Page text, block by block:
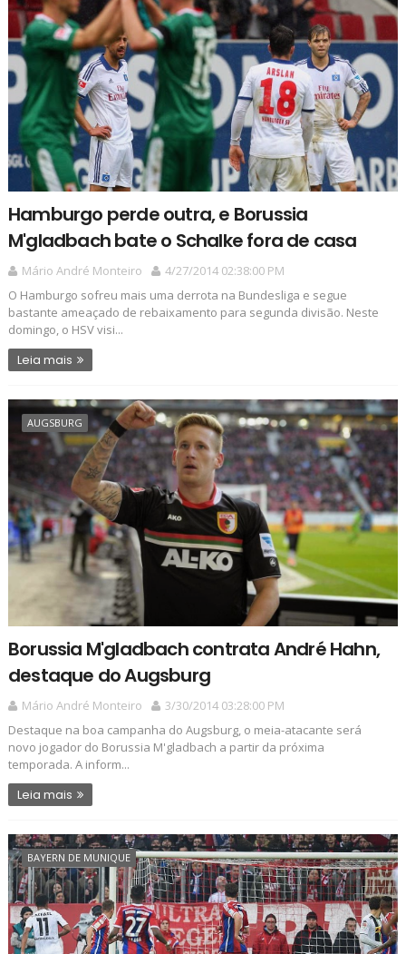
Hamburgo perde outra, e Borussia
M'gladbach bate o Schalke fora de casa
Mário André Monteiro
4/27/2014 02:38:00 PM
O Hamburgo sofreu mais uma derrota na Bundesliga e segue
bastante ameaçado de rebaixamento para segunda divisão. Neste
domingo, o HSV visi...
Leia mais
AUGSBURG
Borussia M'gladbach contrata André Hahn,
destaque do Augsburg
Mário André Monteiro
3/30/2014 03:28:00 PM
Destaque na boa campanha do Augsburg, o meia-atacante será
novo jogador do Borussia M'gladbach a partir da próxima
temporada. A inform...
Leia mais
BAYERN DE MUNIQUE